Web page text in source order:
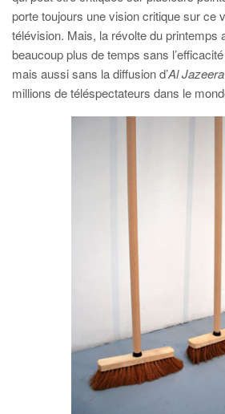
porte toujours une vision critique sur ce
télévision. Mais, la révolte du printemps
beaucoup plus de temps sans
mais aussi sans la diffusion d’Al Jazeera
millions de téléspectateurs dans le